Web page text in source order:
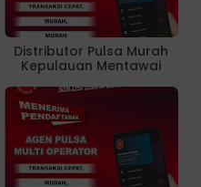
Distributor Pulsa Murah
Kepulauan Mentawai